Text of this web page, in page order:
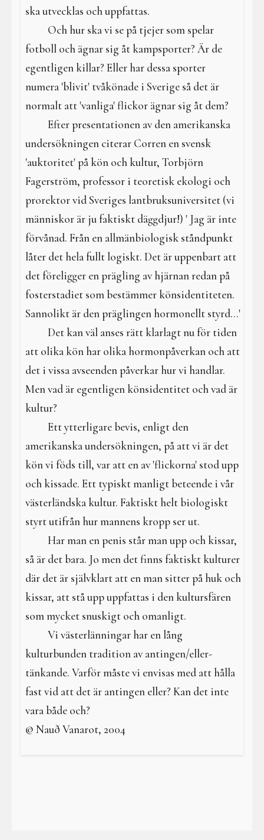
ska utvecklas och uppfattas.
Och hur ska vi se på tjejer som spelar
fotboll och ägnar sig åt kampsporter? Är de
egentligen killar? Eller har dessa sporter
numera 'blivit' tvåkönade i Sverige så det är
normalt att 'vanliga' flickor ägnar sig åt dem?
Efter presentationen av den amerikanska
undersökningen citerar Corren en svensk
'auktoritet' på kön och kultur, Torbjörn
Fagerström, professor i teoretisk ekologi och
prorektor vid Sveriges lantbruksuniversitet (vi
människor är ju faktiskt däggdjur!) ' Jag är inte
förvånad. Från en allmänbiologisk ståndpunkt
låter det hela fullt logiskt. Det är uppenbart att
det föreligger en prägling av hjärnan redan på
fosterstadiet som bestämmer könsidentiteten.
Sannolikt är den präglingen hormonellt styrd...'
Det kan väl anses rätt klarlagt nu för tiden
att olika kön har olika hormonpåverkan och att
det i vissa avseenden påverkar hur vi handlar.
Men vad är egentligen könsidentitet och vad är
kultur?
Ett ytterligare bevis, enligt den
amerikanska undersökningen, på att vi är det
kön vi föds till, var att en av 'flickorna' stod upp
och kissade. Ett typiskt manligt beteende i vår
västerländska kultur. Faktiskt helt biologiskt
styrt utifrån hur mannens kropp ser ut.
Har man en penis står man upp och kissar,
så är det bara. Jo men det finns faktiskt kulturer
där det är självklart att en man sitter på huk och
kissar, att stå upp uppfattas i den kultursfären
som mycket snuskigt och omanligt.
Vi västerlänningar har en lång
kulturbunden tradition av antingen/eller-
tänkande. Varför måste vi envisas med att hålla
fast vid att det är antingen eller? Kan det inte
vara både och?
© Nauð Vanarot, 2004